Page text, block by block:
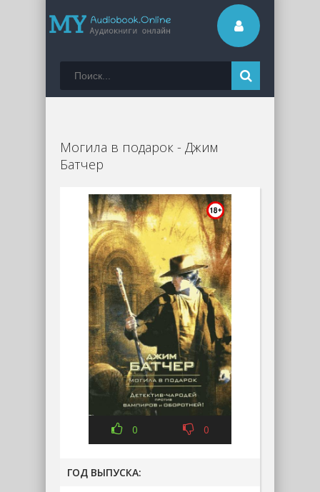
Могила в подарок - Джим
Батчер
0 0
ГОД ВЫПУСКА: